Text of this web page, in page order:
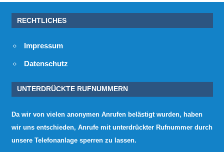
RECHTLICHES
Impressum
Datenschutz
UNTERDRÜCKTE RUFNUMMERN
Da wir von vielen anonymen Anrufen belästigt wurden, haben
wir uns entschieden, Anrufe mit unterdrückter Rufnummer durch
unsere Telefonanlage sperren zu lassen.